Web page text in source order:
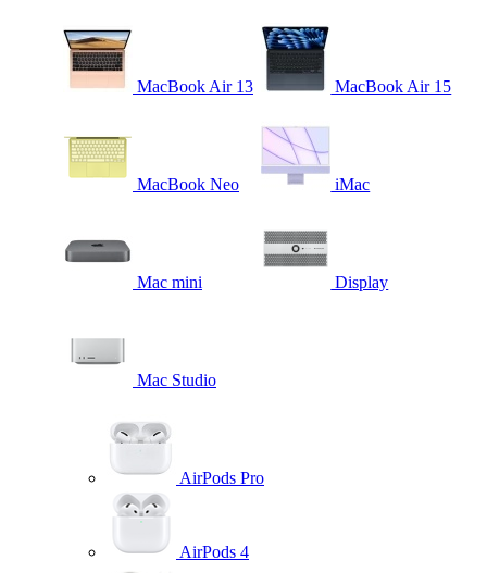
MacBook Air 13 MacBook Air 15
MacBook Neo iMac
Mac mini Display
Mac Studio
AirPods Pro
AirPods 4